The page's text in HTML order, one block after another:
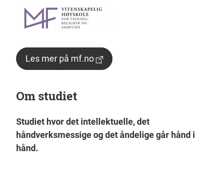
Les mer på mf.no
Om studiet
Studiet hvor det intellektuelle, det
håndverksmessige og det åndelige går hånd i
hånd.